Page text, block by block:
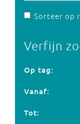
Sorteer op
Verfijn
Op tag:
Vanaf:
Tot: